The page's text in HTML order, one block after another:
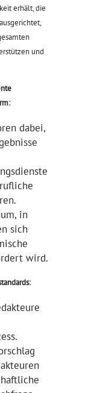
erhält, die
und
dabei,
in
sich
wird.